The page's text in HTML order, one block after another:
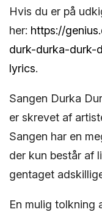
Hvis du er på
her: https://
durk-durka-durk-
lyrics.
Sangen Durka
er skrevet af
Sangen har en
der kun består af
gentaget
En mulig tolkning